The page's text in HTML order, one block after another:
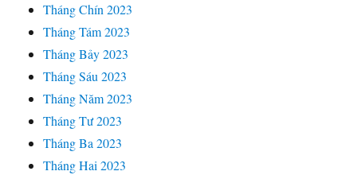
Tháng Chín 2023
Tháng Tám 2023
Tháng Bảy 2023
Tháng Sáu 2023
Tháng Năm 2023
Tháng Tư 2023
Tháng Ba 2023
Tháng Hai 2023